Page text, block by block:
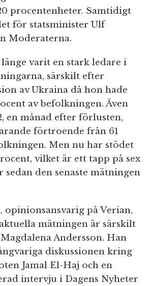
procentenheter. Samtidigt
för statsminister Ulf
Moderaterna.
varit en stark ledare i
särskilt efter
av Ukraina då hon hade
av befolkningen. Även
en månad efter förlusten,
förtroende från 61
Men nu har stödet
vilket är ett tapp på sex
sedan den senaste mätningen
opinionsansvarig på Verian,
mätningen är särskilt
Andersson. Han
diskussionen kring
Jamal El-Haj och en
intervju i Dagens Nyheter